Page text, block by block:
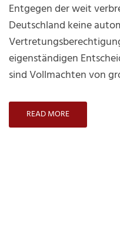
Entgegen der weit
Deutschland keine
eigenständigen
sind Vollmachten von
READ MORE